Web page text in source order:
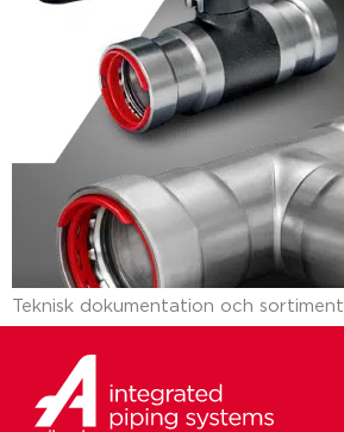
Teknisk dokumentation och sortiment